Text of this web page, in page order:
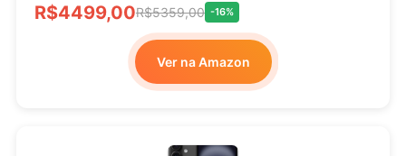
R$4499,00R$5359,00 -16%
Ver na Amazon